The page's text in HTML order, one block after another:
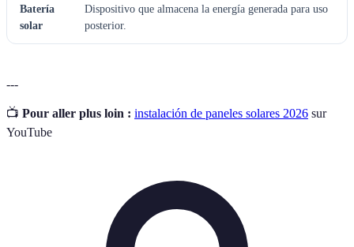
Batería
solar
Dispositivo que almacena la energía generada para uso
posterior.
---
📺 Pour aller plus loin : instalación de paneles solares 2026 sur
YouTube